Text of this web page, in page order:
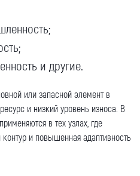
и другие.
или запасной элемент в
и низкий уровень износа. В
в тех узлах, где
и повышенная адаптивность
телефон, email) компанией
согласия